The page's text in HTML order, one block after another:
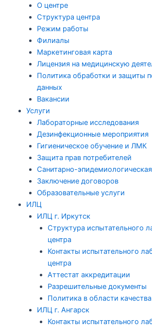
О центре
Структура центра
Режим работы
Филиалы
Маркетинговая карта
Лицензия на медицинскую
Политика обработки и защиты
данных
Вакансии
Услуги
Лабораторные исследования
Дезинфекционные мероприятия
Гигиеническое обучение и ЛМК
Защита прав потребителей
Санитарно-эпидемиологическая
Заключение договоров
Образовательные услуги
ИЛЦ
ИЛЦ г. Иркутск
Структура испытательного
центра
Контакты испытательного
центра
Аттестат аккредитации
Разрешительные документы
Политика в области качества
ИЛЦ г. Ангарск
Контакты испытательного